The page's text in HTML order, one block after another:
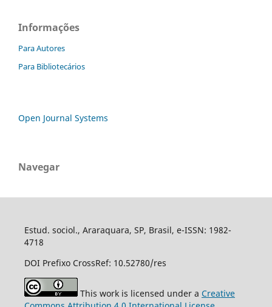
Informações
Para Autores
Para Bibliotecários
Open Journal Systems
Navegar
Estud. sociol., Araraquara, SP, Brasil, e-ISSN: 1982-
4718
DOI Prefixo CrossRef: 10.52780/res
This work is licensed under a Creative